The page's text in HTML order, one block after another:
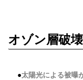
オゾン層破
太陽光による被曝